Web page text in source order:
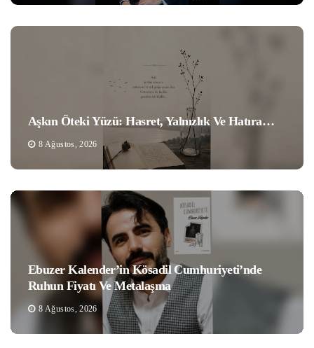
Aşkın Öteki Yüzü: Hasret, Yalnızlık Ve Hatıra…
8 Ağustos, 2026
Ebuzer Kalender’in Kösadil Cumhuriyeti’nde
Ruhun Fiyatı Ve Metalaşma
8 Ağustos, 2026